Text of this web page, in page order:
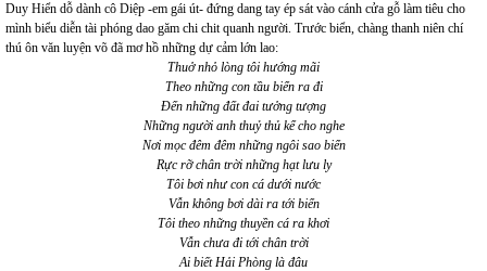
Duy Hiển dỗ dành cô Diệp -em gái út- đứng dang tay ép sát vào cánh cửa gỗ làm tiêu cho
mình biểu diễn tài phóng dao găm chi chit quanh người. Trước biển, chàng thanh niên chí
thú ôn văn luyện võ đã mơ hồ những dự cảm lớn lao:
Thuở nhỏ lòng tôi hướng mãi
Theo những con tầu biển ra đi
Đến những đất đai tưởng tượng
Những người anh thuỷ thủ kể cho nghe
Nơi mọc đêm đêm những ngôi sao biển
Rực rỡ chân trời những hạt lưu ly
Tôi bơi như con cá dưới nước
Vẫn không bơi dài ra tới biển
Tôi theo những thuyền cá ra khơi
Vẫn chưa đi tới chân trời
Ai biết Hải Phòng là đâu